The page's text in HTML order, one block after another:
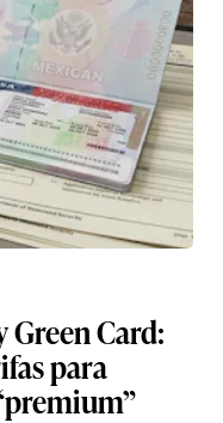
Green Card:
para